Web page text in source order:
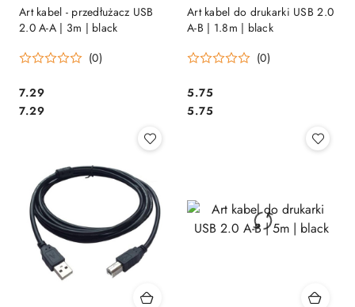
Art kabel - przedłużacz USB
2.0 A-A | 3m | black
(0)
Cena:
7.29
Cena:
7.29
Art kabel do drukarki USB 2.0
A-B | 1.8m | black
(0)
Cena:
5.75
Cena:
5.75